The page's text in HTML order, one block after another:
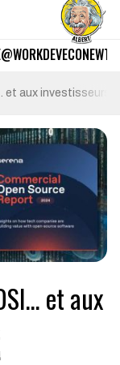
@WORKDEVECO
et aux investisseurs
et aux